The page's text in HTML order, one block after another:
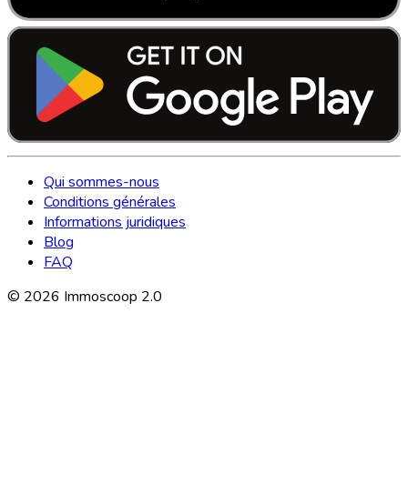
Qui sommes-nous
Conditions générales
Informations juridiques
Blog
FAQ
© 2026 Immoscoop 2.0